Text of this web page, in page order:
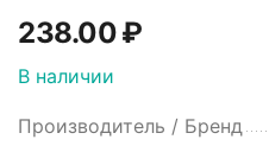
238.00₽
В наличии
Производитель / Бренд